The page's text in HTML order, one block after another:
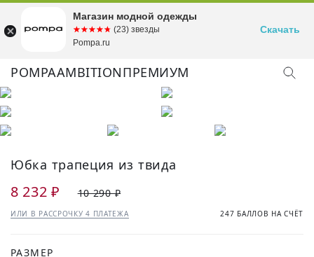
POMPAAMBITIONПРЕМИУМ
Юбка трапеция из твида
8 232 ₽ 10 290 ₽
ИЛИ В РАССРОЧКУ 4 ПЛАТЕЖА 247 БАЛЛОВ НА СЧЁТ
РАЗМЕР
Магазин модной одежды
☆☆☆☆☆
★★★★★ (23) звезды
Pompa.ru
Скачать